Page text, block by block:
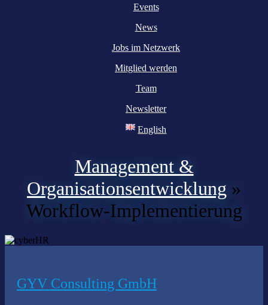
Events
News
Jobs im Netzwerk
Mitglied werden
Team
Newsletter
English
Management &
Organisationsentwicklung »
Workflow-Implementierung
GYV Consulting GmbH